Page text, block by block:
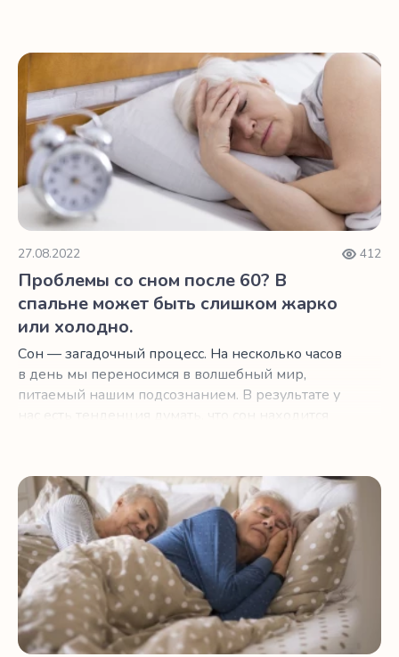
коробке.
Проблемы со сном после 60? В спальне может быть
27.08.2022 412
Проблемы со сном после 60? В
спальне может быть слишком жарко
или холодно.
Сон — загадочный процесс. На несколько часов
в день мы переносимся в волшебный мир,
питаемый нашим подсознанием. В результате у
нашей жизни.
Как хорошо спать и получать от жизни больше после 60